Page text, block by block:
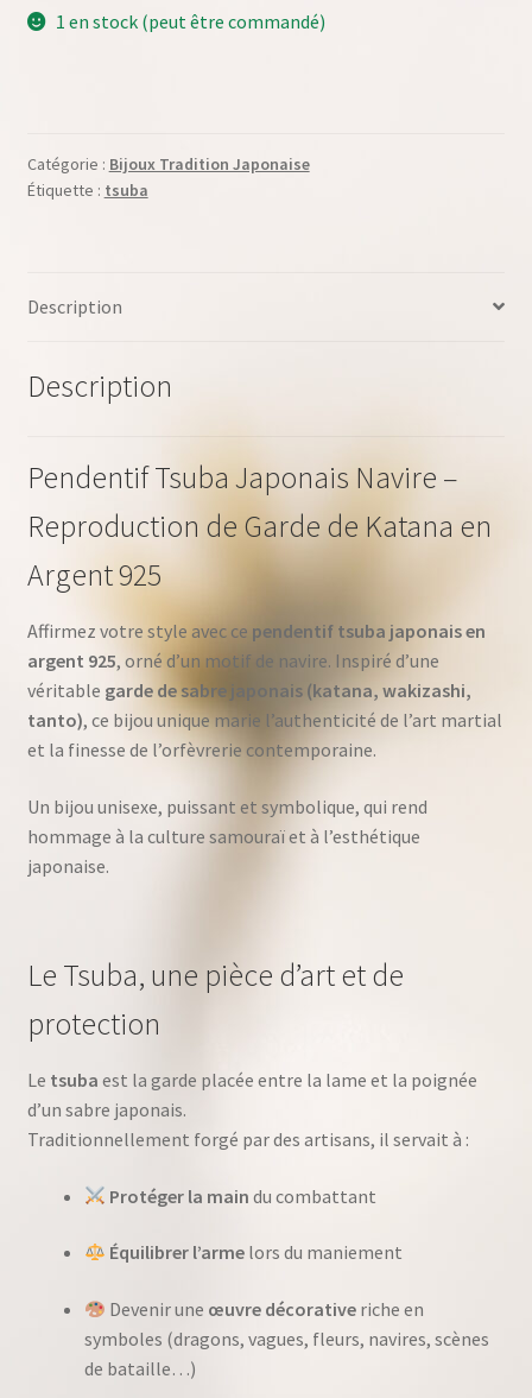
i
1 en stock (peut être commandé)
Catégorie : Bijoux Tradition Japonaise
Étiquette : tsuba
Description
Description
Pendentif Tsuba Japonais Navire –
Reproduction de Garde de Katana en
Argent 925
Affirmez votre style avec ce pendentif tsuba japonais en
argent 925, orné d’un motif de navire. Inspiré d’une
véritable garde de sabre japonais (katana, wakizashi,
tanto), ce bijou unique marie l’authenticité de l’art martial
et la finesse de l’orfèvrerie contemporaine.
Un bijou unisexe, puissant et symbolique, qui rend
hommage à la culture samouraï et à l’esthétique
japonaise.
Le Tsuba, une pièce d’art et de
protection
Le tsuba est la garde placée entre la lame et la poignée
d’un sabre japonais.
Traditionnellement forgé par des artisans, il servait à :
Protéger la main du combattant
Équilibrer l’armelors du maniement
Devenir une œuvre décorativeriche en
symboles (dragons, vagues, fleurs, navires, scènes
de bataille…)